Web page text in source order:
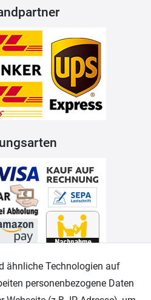
Shop
ähnliche Technologien auf
personenbezogene Daten